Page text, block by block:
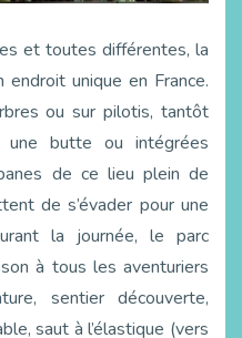
et toutes différentes, la
unique en France.
ou sur pilotis, tantôt
une butte ou intégrées
de ce lieu plein de
de s’évader pour une
la journée, le parc
à tous les aventuriers
sentier découverte,
saut à l’élastique (vers